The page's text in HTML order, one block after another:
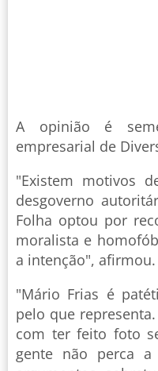
A opinião é
empresarial de
"Existem motivos
desgoverno
Folha optou por
moralista e
a intenção", afirmou.
"Mário Frias é
pelo que
com ter feito foto
gente não perca